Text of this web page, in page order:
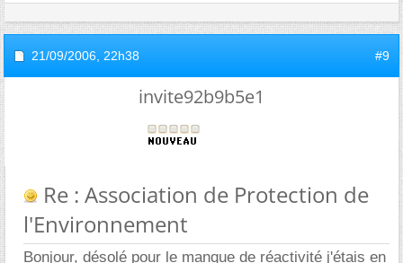
21/09/2006, 22h38 #9
invite92b9b5e1
Re : Association de Protection de
l'Environnement
Bonjour, désolé pour le manque de réactivité j'étais en